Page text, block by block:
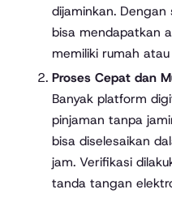
dijaminkan.
bisa mendapatkan
memiliki rumah
Proses Cepat dan
Banyak platform
pinjaman tanpa
bisa diselesaikan
jam. Verifikasi
tanda tangan